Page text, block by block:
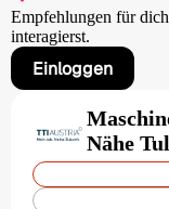
Empfehlungen für dich
interagierst.
Einloggen
Nähe